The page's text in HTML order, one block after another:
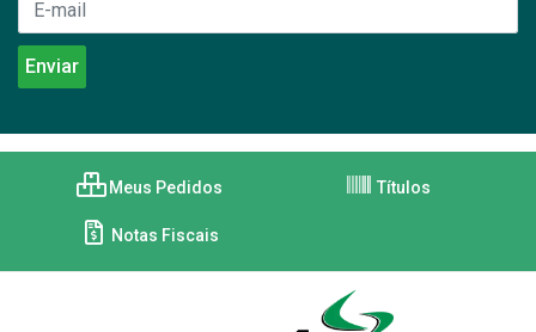
Meus Pedidos Títulos
Notas Fiscais